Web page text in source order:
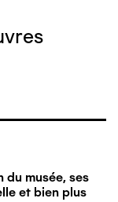
du musée, ses
et bien plus